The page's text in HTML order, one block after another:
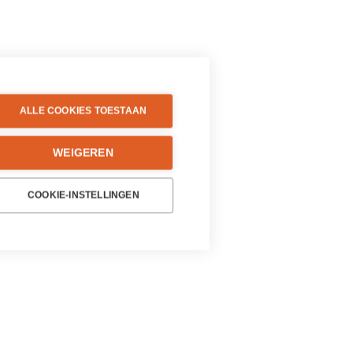
ALLE COOKIES TOESTAAN
WEIGEREN
COOKIE-INSTELLINGEN